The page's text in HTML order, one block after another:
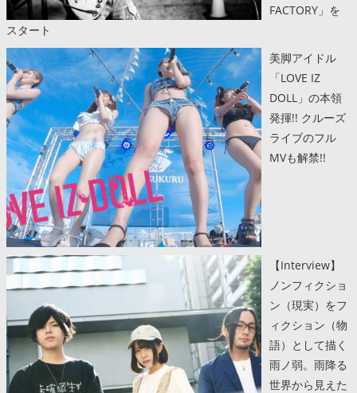
FACTORY」を
スタート
美脚アイドル
「LOVE IZ
DOLL」の本領
発揮!! クルーズ
ライブのフル
MVも解禁!!
【Interview】
ノンフィクショ
ン（現実）をフ
ィクション（物
語）として描く
雨ノ弱。雨降る
世界から見えた